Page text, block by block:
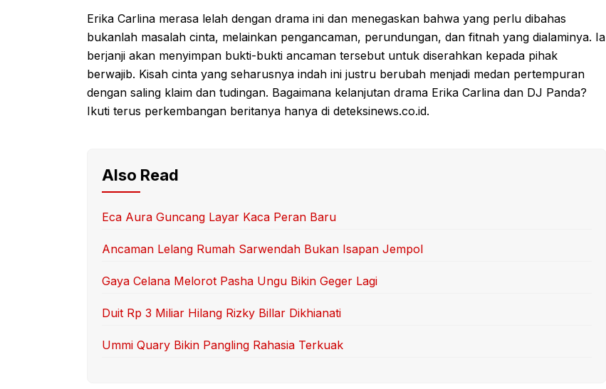
Erika Carlina merasa lelah dengan drama ini dan menegaskan bahwa yang perlu dibahas
bukanlah masalah cinta, melainkan pengancaman, perundungan, dan fitnah yang dialaminya. Ia
berjanji akan menyimpan bukti-bukti ancaman tersebut untuk diserahkan kepada pihak
berwajib. Kisah cinta yang seharusnya indah ini justru berubah menjadi medan pertempuran
dengan saling klaim dan tudingan. Bagaimana kelanjutan drama Erika Carlina dan DJ Panda?
Ikuti terus perkembangan beritanya hanya di deteksinews.co.id.
Also Read
Eca Aura Guncang Layar Kaca Peran Baru
Ancaman Lelang Rumah Sarwendah Bukan Isapan Jempol
Gaya Celana Melorot Pasha Ungu Bikin Geger Lagi
Duit Rp 3 Miliar Hilang Rizky Billar Dikhianati
Ummi Quary Bikin Pangling Rahasia Terkuak